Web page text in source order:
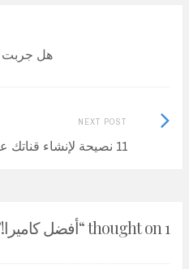
هل جربت
NEXT POST
11 نصيحة لإنشاء قناتك على اليوتيوب
Next
Post:
1 thought on “ أفضل كاميرا!